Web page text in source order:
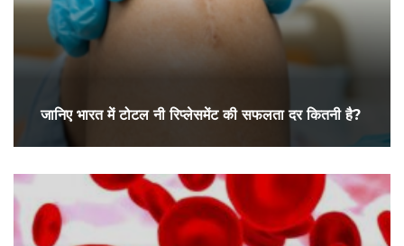
जानिए भारत में टोटल नी रिप्लेसमेंट की सफलता दर कितनी है?